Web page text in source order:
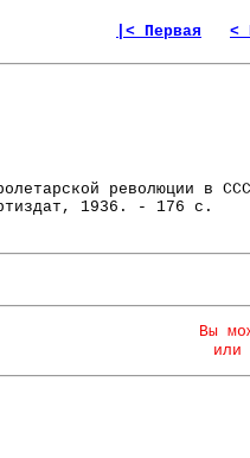
|< Первая <
революции в
1936. - 176 с.
Вы
или